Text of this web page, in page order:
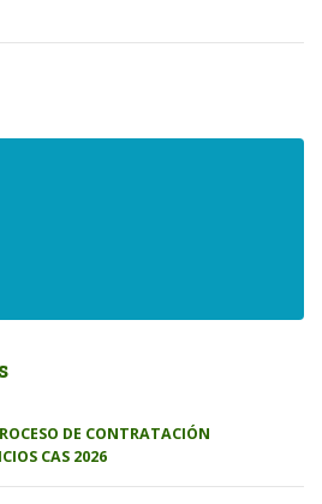
DE CONTRATACIÓN
CAS 2026